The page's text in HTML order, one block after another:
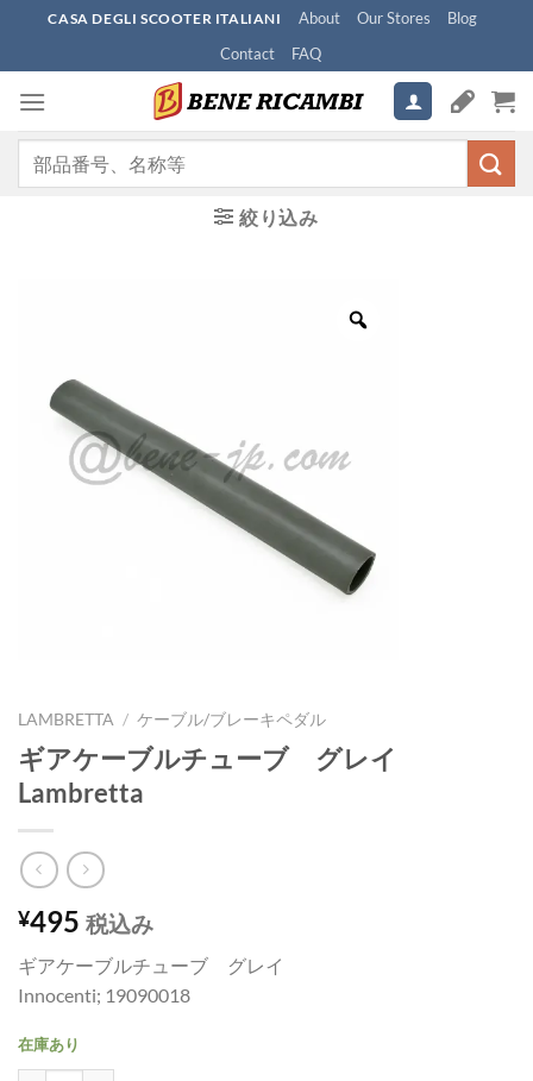
content
CASA DEGLI SCOOTER ITALIANI About Our Stores
Blog
Contact
FAQ
絞り込み
LAMBRETTA / ケーブル/ブレーキペダル
ギアケーブルチューブ グレイ
Lambretta
¥495 税込み
ギアケーブルチューブ グレイ
Innocenti; 19090018
在庫あり